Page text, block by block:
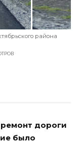
района
дороги
было